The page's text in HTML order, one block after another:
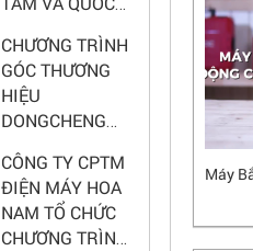
Máy
CHƯƠNG TRÌNH
GÓC THƯƠNG
HIỆU
DONGCHENG
2025 – CƠ HỘI
ĐẠI LÝ
CÔNG TY CPTM
ĐIỆN MÁY HOA
NAM TỔ CHỨC
CHƯƠNG TRÌNH
CHÚC MỪNG